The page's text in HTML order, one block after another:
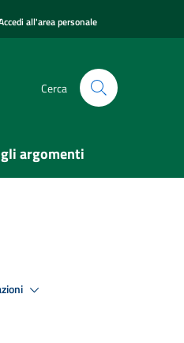
all'area personale
Cerca
argomenti